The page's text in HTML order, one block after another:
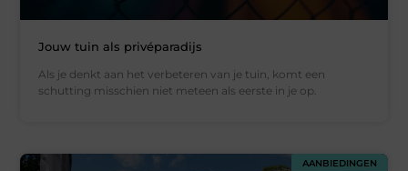
Jouw tuin als privéparadijs
Als je denkt aan het verbeteren van je tuin, komt een
schutting misschien niet meteen als eerste in je op.
AANBIEDINGEN